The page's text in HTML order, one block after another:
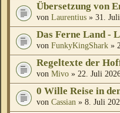
Übersetzung von
von Laurentius » 31.
Das Ferne Land -
von FunkyKingShark »
Regeltexte der
von Mivo » 22. Juli
0 Wille Reise in
von Cassian » 8. Juli